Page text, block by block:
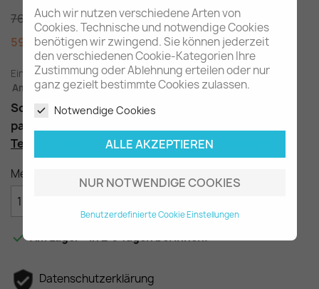
Auch wir nutzen verschiedene Arten von
Cookies. Technische und notwendige Cookies
benötigen wir zwingend. Sie können jederzeit
den verschiedenen Cookie-Kategorien Ihre
Zustimmung oder Ablehnung erteilen oder nur
ganz gezielt bestimmte Cookies zulassen.
Notwendige Cookies
ALLE AKZEPTIEREN
NUR NOTWENDIGE COOKIES
Benutzerdefinierte Cookie Einstellungen
76,80 €
59,80 €
SPAREN SIE 17,00 €
Einschl. gesetzl. MwSt. zuzügl. Versandkosten
Am Lager - In 2-3 Tagen bei Ihnen (Inland)
Schloss für den Heckdeckel
passend für die Baureihen W110, W111, W112
Teilenummer:
A1107500185, frühe Ausführung
Menge
Am Lager - In 2-3 Tagen bei Ihnen.
Datenschutzerklärung